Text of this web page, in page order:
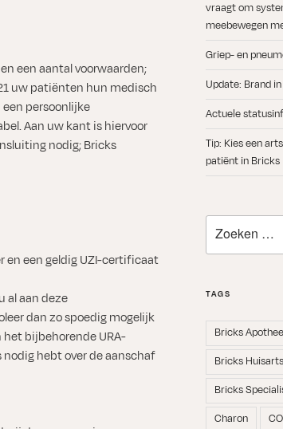
een aantal voorwaarden;
uw patiënten hun medisch
persoonlijke
Aan uw kant is hiervoor
nodig; Bricks
en een geldig UZI-certificaat
al aan deze
dan zo spoedig mogelijk
bijbehorende URA-
hebt over de aanschaf
vraagt om
meebewegen
Griep- en
Update: Brand
Actuele
Tip: Kies een
patiënt in Bricks
naar:
TAGS
Bricks
Bricks
Bricks
Charon